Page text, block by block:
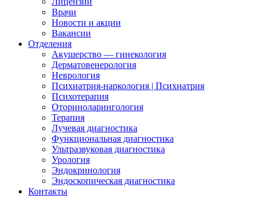
Врачи
Новости и акции
Вакансии
Отделения
Акушерство — гинекология
Дерматовенерология
Неврология
Психиатрия-наркология | Психиатрия
Психотерапия
Оториноларингология
Терапия
Лучевая диагностика
Функциональная диагностика
Ультразвуковая диагностика
Урология
Эндокринология
Эндоскопическая диагностика
Контакты